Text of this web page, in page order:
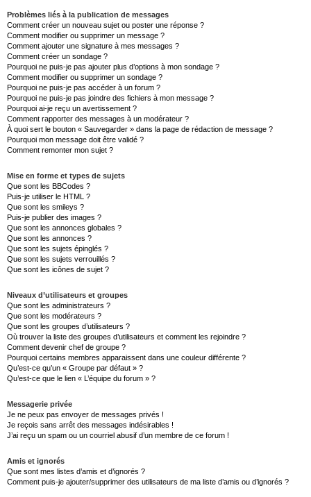
Problèmes liés à la publication de messages
Comment créer un nouveau sujet ou poster une réponse ?
Comment modifier ou supprimer un message ?
Comment ajouter une signature à mes messages ?
Comment créer un sondage ?
Pourquoi ne puis-je pas ajouter plus d’options à mon sondage ?
Comment modifier ou supprimer un sondage ?
Pourquoi ne puis-je pas accéder à un forum ?
Pourquoi ne puis-je pas joindre des fichiers à mon message ?
Pourquoi ai-je reçu un avertissement ?
Comment rapporter des messages à un modérateur ?
À quoi sert le bouton « Sauvegarder » dans la page de rédaction de message ?
Pourquoi mon message doit être validé ?
Comment remonter mon sujet ?
Mise en forme et types de sujets
Que sont les BBCodes ?
Puis-je utiliser le HTML ?
Que sont les smileys ?
Puis-je publier des images ?
Que sont les annonces globales ?
Que sont les annonces ?
Que sont les sujets épinglés ?
Que sont les sujets verrouillés ?
Que sont les icônes de sujet ?
Niveaux d’utilisateurs et groupes
Que sont les administrateurs ?
Que sont les modérateurs ?
Que sont les groupes d’utilisateurs ?
Où trouver la liste des groupes d’utilisateurs et comment les rejoindre ?
Comment devenir chef de groupe ?
Pourquoi certains membres apparaissent dans une couleur différente ?
Qu’est-ce qu’un « Groupe par défaut » ?
Qu’est-ce que le lien « L’équipe du forum » ?
Messagerie privée
Je ne peux pas envoyer de messages privés !
Je reçois sans arrêt des messages indésirables !
J’ai reçu un spam ou un courriel abusif d’un membre de ce forum !
Amis et ignorés
Que sont mes listes d’amis et d’ignorés ?
Comment puis-je ajouter/supprimer des utilisateurs de ma liste d’amis ou d’ignorés ?